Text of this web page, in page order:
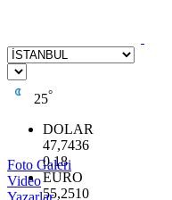
25°
DOLAR
47,7436
0.18
EURO
55,2510
Foto Galeri
Video
Yazarlar